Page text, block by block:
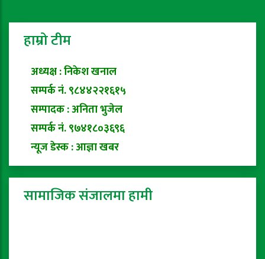
हाम्रो टीम
अध्यक्ष : निकेश खनाल
सम्पर्क नं. ९८४४२२१६१५
सम्पादक : अनिता भुजेल
सम्पर्क नं. ९७४१८०३६९६
न्यूज डेस्क : आज्ञा खबर
सामाजिक संजालमा हामी